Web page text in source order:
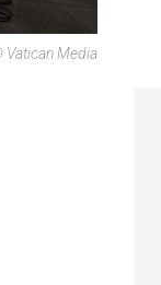
Vatican Media